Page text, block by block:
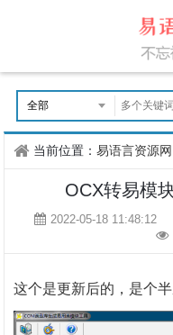
当前位置：易语言资源网
OCX转易模
2022-05-18 11:48:12
这个是更新后的， 是个